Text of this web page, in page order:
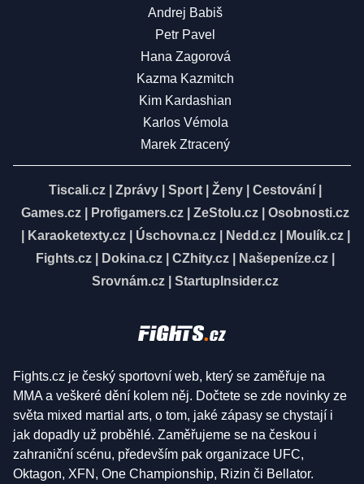
Andrej Babiš
Petr Pavel
Hana Zagorová
Kazma Kazmitch
Kim Kardashian
Karlos Vémola
Marek Ztracený
Tiscali.cz Zprávy Sport Ženy Cestování
Games.cz
Profigamers.cz ZeStolu.cz
Osobnosti.cz
Karaoketexty.cz| Úschovna.cz| Nedd.cz| Moulík.cz|
Fights.cz
Dokina.cz CZhity.cz Našepeníze.cz
Srovnám.cz
StartupInsider.cz
Fights.cz je český sportovní web, který se zaměřuje na
MMA a veškeré dění kolem něj. Dočtete se zde novinky ze
světa mixed martial arts, o tom, jaké zápasy se chystají i
jak dopadly už proběhlé. Zaměřujeme se na českou i
zahraniční scénu, především pak organizace UFC,
Oktagon, XFN, One Championship, Rizin či Bellator.